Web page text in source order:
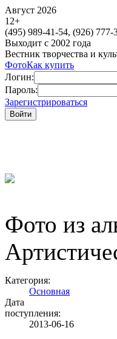
Август 2026
12+
(495) 989-41-54, (926) 777-
Выходит с 2002 года
Вестник творчества и
ФотоКак купить
Логин:
Пароль:
Зарегистрироваться
Фото из
Категория:
Основная
Дата
поступления:
2013-06-16